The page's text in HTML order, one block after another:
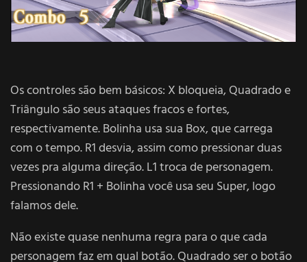
Os controles são bem básicos: X bloqueia, Quadrado e
Triângulo são seus ataques fracos e fortes,
respectivamente. Bolinha usa sua Box, que carrega
com o tempo. R1 desvia, assim como pressionar duas
vezes pra alguma direção. L1 troca de personagem.
Pressionando R1 + Bolinha você usa seu Super, logo
falamos dele.
Não existe quase nenhuma regra para o que cada
personagem faz em qual botão. Quadrado ser o botão